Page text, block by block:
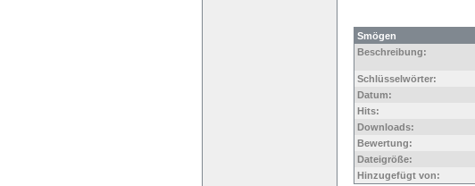
Smögen
Beschreibung:
Schlüsselwörter:
Datum:
Hits:
Downloads:
Bewertung:
Dateigröße:
Hinzugefügt von: